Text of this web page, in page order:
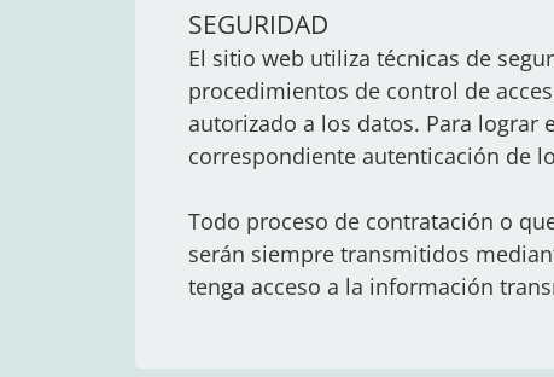
SEGURIDAD
El sitio web utiliza técnicas de
procedimientos de control de
autorizado a los datos. Para lograr
correspondiente autenticación de
Todo proceso de contratación o
serán siempre transmitidos
tenga acceso a la información